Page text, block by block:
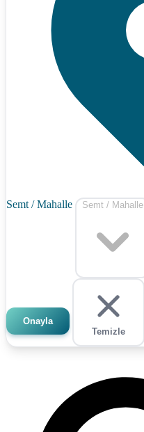
Semt / Mahalle Semt / Mahalle
Onayla
Temizle